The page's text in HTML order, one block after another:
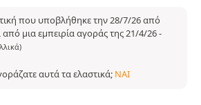
που υποβλήθηκε την 28/7/26 από
μια εμπειρία αγοράς της 21/4/26-
αυτά τα ελαστικά; ΝΑΙ